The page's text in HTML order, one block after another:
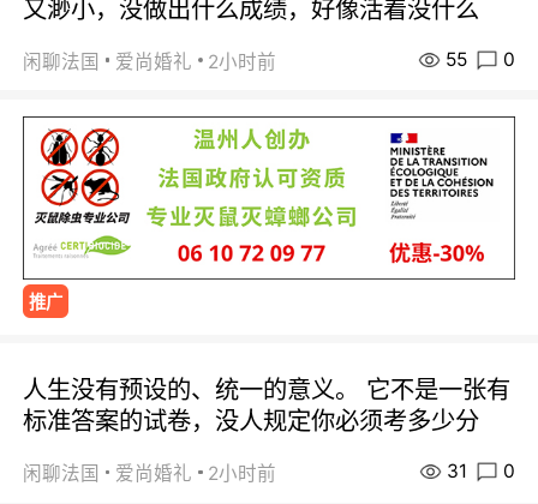
又渺小，没做出什么成绩，好像活着没什么
闲聊法国 爱尚婚礼 2小时前 55 0
推广
人生没有预设的、统一的意义。 它不是一张有
标准答案的试卷，没人规定你必须考多少分
闲聊法国 爱尚婚礼 2小时前 31 0